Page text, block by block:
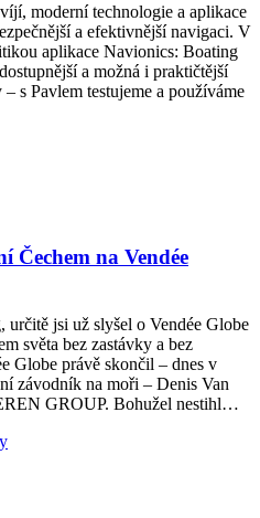
moderní technologie a aplikace
a efektivnější navigaci. V
aplikace Navionics: Boating
a možná i praktičtější
s Pavlem testujeme a používáme
na Vendée
určitě jsi už slyšel o Vendée Globe
světa bez zastávky a bez
Globe právě skončil – dnes v
závodník na moři – Denis Van
GROUP. Bohužel nestihl…